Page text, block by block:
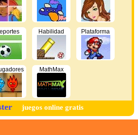
Habilidad Plataforma
MathMax
juegos online gratis